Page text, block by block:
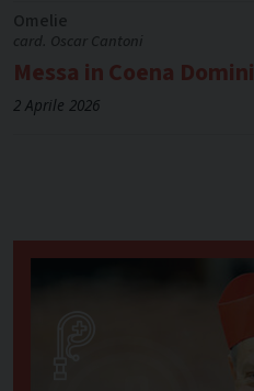
Omelie
card. Oscar Cantoni
Messa in Coena Domini
2 Aprile 2026